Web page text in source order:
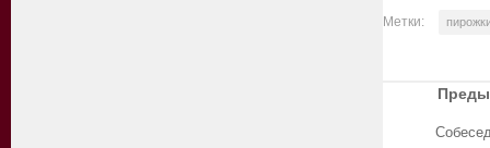
Метки: